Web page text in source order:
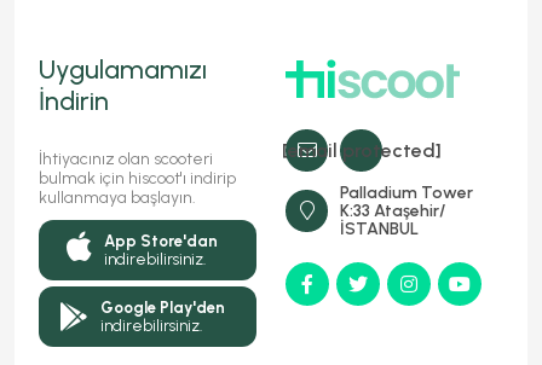
[email protected]
Palladium Tower
K:33 Ataşehir/
İSTANBUL
Uygulamamızı
İndirin
İhtiyacınız olan scooteri
bulmak için hiscoot'ı indirip
kullanmaya başlayın.
App Store'dan
indirebilirsiniz.
Google Play'den
indirebilirsiniz.